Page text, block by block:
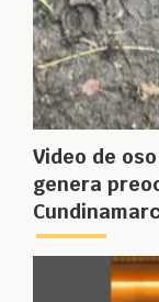
Video de
genera